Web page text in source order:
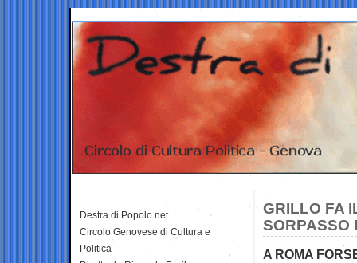
GRILLO FA
SORPASSO
A ROMA
Destra di Popolo.net
Circolo Genovese di Cultura e
Politica